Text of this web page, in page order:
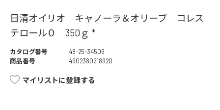
日清オイリオ キャノーラ＆オリーブ コレス
テロール０ 350ｇ *
カタログ番号
48-25-34509
商品番号
4902380218920
マイリストに登録する